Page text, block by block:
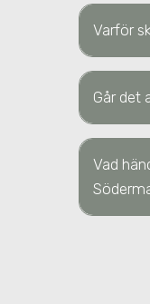
Varför
Går det
Vad